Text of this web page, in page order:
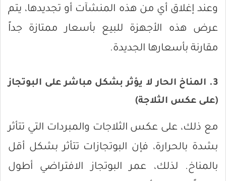
وعند إغلاق أي من هذه المنشآت أو تجديدها، يتم
عرض هذه الأجهزة للبيع بأسعار ممتازة جداً
مقارنة بأسعارها الجديدة.
3. المناخ الحار لا يؤثر بشكل مباشر على البوتجاز
(على عكس الثلاجة)
مع ذلك، على عكس الثلاجات والمبردات التي تتأثر
بشدة بالحرارة، فإن البوتجازات تتأثر بشكل أقل
بالمناخ. لذلك، عمر البوتجاز الافتراضي أطول